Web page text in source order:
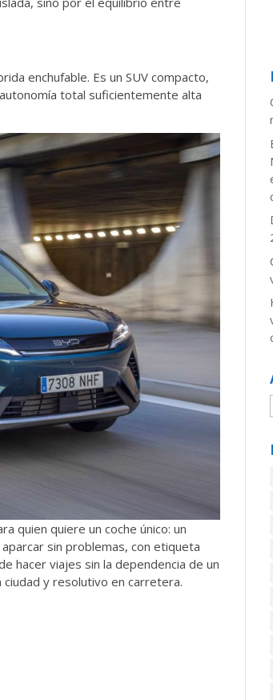
enchufable. Es un SUV compacto,
total suficientemente alta
quien quiere un coche único: un
sin problemas, con etiqueta
hacer viajes sin la dependencia de un
ciudad y resolutivo en carretera.